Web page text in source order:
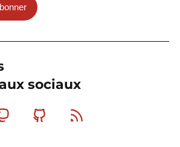
sociaux
MastodonGithub